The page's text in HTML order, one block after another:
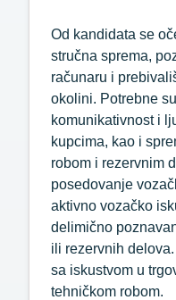
Od kandidata se
stručna sprema,
računaru i
okolini. Potrebne
komunikativnost i
kupcima, kao i
robom i rezervnim
posedovanje
aktivno vozačko
delimično
ili rezervnih
sa iskustvom u
tehničkom robom.